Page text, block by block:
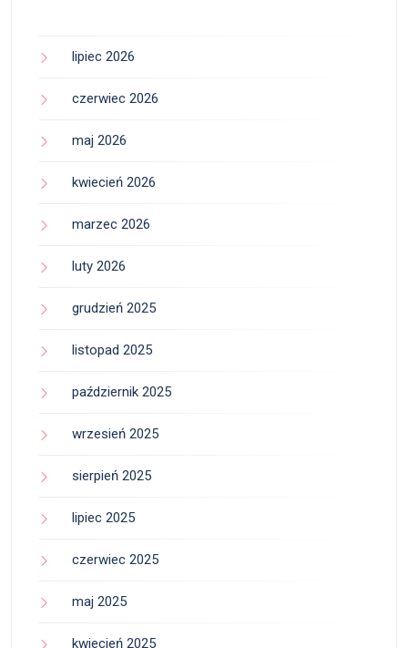
lipiec 2026
czerwiec 2026
maj 2026
kwiecień 2026
marzec 2026
luty 2026
grudzień 2025
listopad 2025
październik 2025
wrzesień 2025
sierpień 2025
lipiec 2025
czerwiec 2025
maj 2025
kwiecień 2025